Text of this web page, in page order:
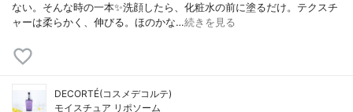
ない。そんな時の一本✨洗顔したら、化粧水の前に塗るだけ。テクスチ
ャーは柔らかく、伸びる。ほのかな…続きを見る
DECORTÉ(コスメデコルテ)
モイスチュア リポソーム